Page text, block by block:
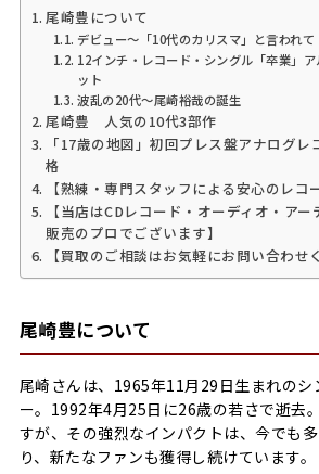
尾崎豊について
デビュー～「10代のカリスマ」と言われて
12インチ・レコード・シングル「卒業」
ット
波乱の20代～尾崎裕哉の誕生
尾崎豊 人気の10代3部作
「17歳の地図」初回プレス盤アナログ
格
【熟練・専門スタッフによる安心のレコ
【当店はCDレコード・オーディオ・ア
販売のプロでございます】
【買取のご相談はお気軽にお問い合わせ
尾崎豊について
尾崎さんは、1965年11月29日生まれのシ
ー。1992年4月25日に26歳の若さで逝去
すが、その強烈なインパクトは、今でも
り、新たなファンも獲得し続けています。